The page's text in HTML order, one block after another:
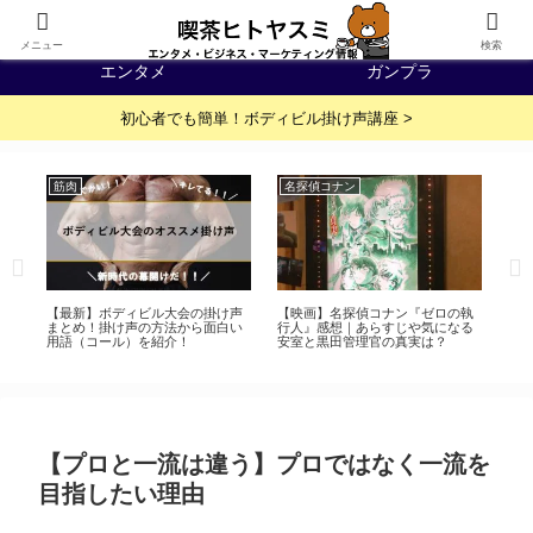
イベント・展示会
エンタメ ガンプラ
初心者でも簡単！ボディビル掛け声講座 >
筋肉
【最新】ボディビル大会の掛け声
まとめ！掛け声の方法から面白い
用語（コール）を紹介！
名探偵コナン
【映画】名探偵コナン『ゼロの執
行人』感想｜あらすじや気になる
安室と黒田管理官の真実は？
【プロと一流は違う】プロではなく一流を
目指したい理由
メニュー 検索